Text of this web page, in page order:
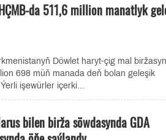
da 511,6 million manatlyk
Döwlet haryt-çig mal
698 müň manada deň bolan geleşik
işewürler içerki...
bilen birža söwdasynda GDA